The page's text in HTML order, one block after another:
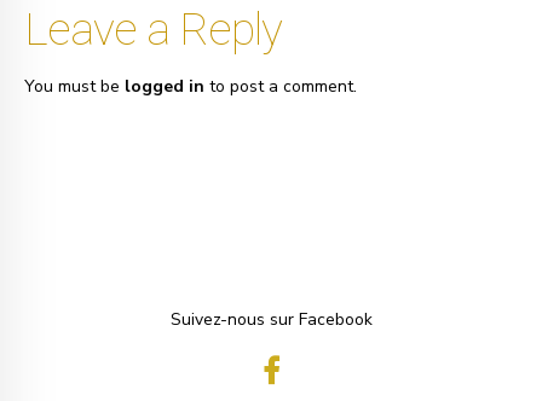
Leave a Reply
You must be logged in to post a comment.
Suivez-nous sur Facebook